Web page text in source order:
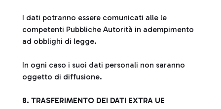
I dati potranno essere comunicati alle le
competenti Pubbliche Autorità in adempimento
ad obblighi di legge.
In ogni caso i suoi dati personali non saranno
oggetto di diffusione.
8. TRASFERIMENTO DEI DATI EXTRA UE